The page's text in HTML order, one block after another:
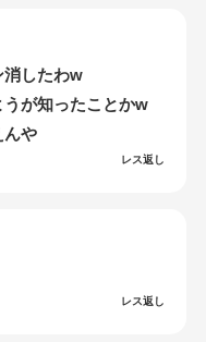
消したわw
が知ったことかw
んや
レス返し
レス返し